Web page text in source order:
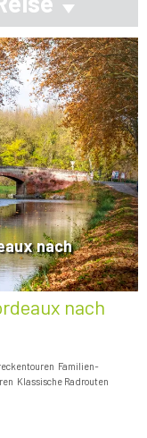
Next
nach
nach
Familien-
Klassische Radrouten